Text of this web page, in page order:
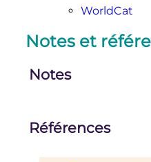
WorldCat
Notes et
Notes
Références